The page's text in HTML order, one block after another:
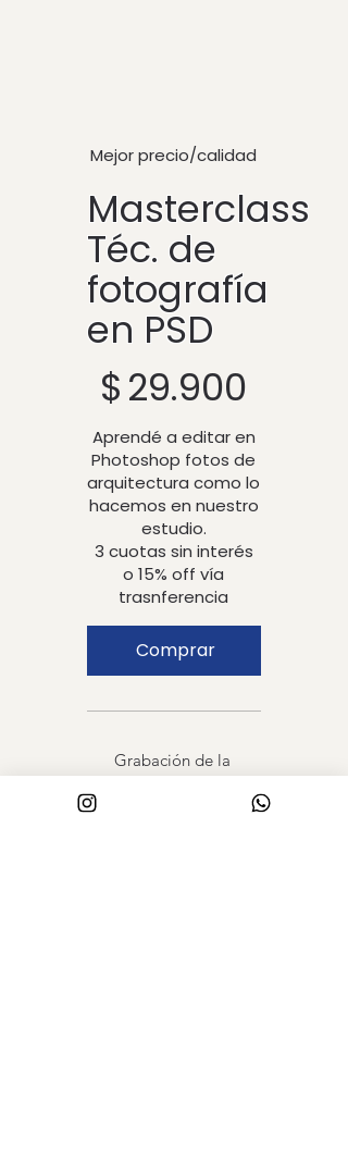
Mejor precio/calidad
Masterclass
Téc. de
fotografía
en PSD
$29.900
Aprendé a editar en
Photoshop fotos de
arquitectura como lo
hacemos en nuestro
estudio.
3 cuotas sin interés
o 15% off vía
trasnferencia
Comprar
Grabación de la